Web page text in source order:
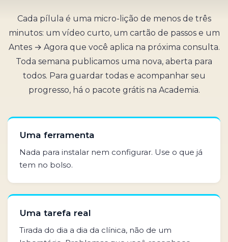
Cada pílula é uma micro-lição de menos de três
minutos: um vídeo curto, um cartão de passos e um
Antes → Agora que você aplica na próxima consulta.
Toda semana publicamos uma nova, aberta para
todos. Para guardar todas e acompanhar seu
progresso, há o pacote grátis na Academia.
Uma ferramenta
Nada para instalar nem configurar. Use o que já
tem no bolso.
Uma tarefa real
Tirada do dia a dia da clínica, não de um